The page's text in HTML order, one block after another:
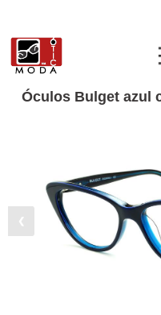
Óculos Bulget azul
❮